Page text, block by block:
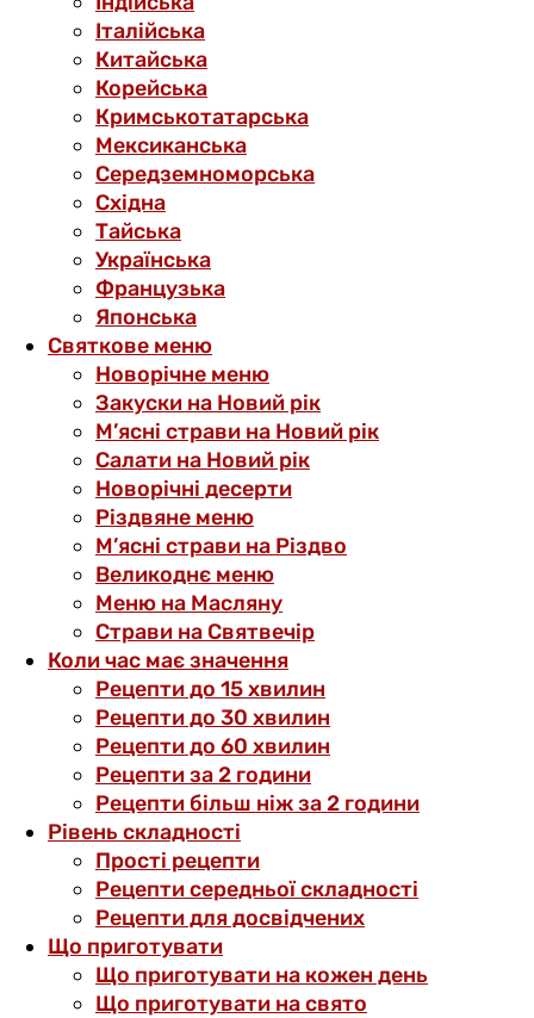
Італійська
Китайська
Корейська
Кримськотатарська
Мексиканська
Середземноморська
Східна
Тайська
Українська
Французька
Японська
Святкове меню
Новорічне меню
Закуски на Новий рік
М’ясні страви на Новий рік
Салати на Новий рік
Новорічні десерти
Різдвяне меню
М’ясні страви на Різдво
Великоднє меню
Меню на Масляну
Страви на Святвечір
Коли час має значення
Рецепти до 15 хвилин
Рецепти до 30 хвилин
Рецепти до 60 хвилин
Рецепти за 2 години
Рецепти більш ніж за 2 години
Рівень складності
Прості рецепти
Рецепти середньої складності
Рецепти для досвідчених
Що приготувати
Що приготувати на кожен день
Що приготувати на свято